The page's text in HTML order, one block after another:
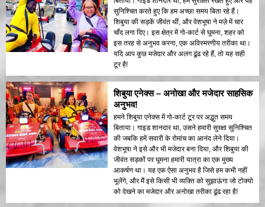
सुनिश्चित करते हुए कि हम अच्छा समय बिता रहे हैं।
शिबुया की सड़कें जीवंत थीं, और वेशभूषा ने मज़े में चार
चाँद लगा दिए। इस क्षेत्र में गो-कार्ट से घूमना, शहर को
इस तरह से अनुभव करना, एक अविस्मरणीय तरीका था।
यदि आप कुछ मजेदार और अलग ढूंढ रहे हैं, तो यह सही
टूर है!
शिबुया एनेक्स – अनोखा और मजेदार साहसिक
अनुभव!
हमने शिबुया एनेक्स में गो-कार्ट टूर पर अद्भुत समय
बिताया। गाइड शानदार था, उसने हमारी सुरक्षा सुनिश्चित
की जबकि हमें सवारी के रोमांच का आनंद लेने दिया।
वेशभूषा ने इसे और भी मजेदार बना दिया, और शिबुया की
जीवंत सड़कों पर घूमना हमारी यात्रा का एक मुख्य
आकर्षण था। यह एक ऐसा अनुभव है जिसे हम कभी नहीं
भूलेंगे, और मैं इसे किसी भी व्यक्ति को सुझाऊंगा जो टोक्यो
को देखने का मजेदार और अनोखा तरीका ढूंढ रहा है!